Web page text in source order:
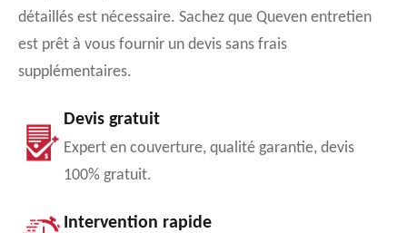
détaillés est nécessaire. Sachez que Queven entretien
est prêt à vous fournir un devis sans frais
supplémentaires.
Devis gratuit
Expert en couverture, qualité garantie, devis
100% gratuit.
Intervention rapide